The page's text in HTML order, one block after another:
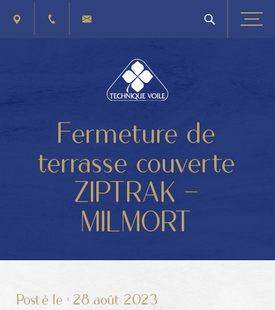
PLAN D'ACCÈS+32 (0) 4 263 40 41
CONTACTEZ-NOUS
Fermeture de
terrasse couverte
ZIPTRAK –
MILMORT
Posté le :28 août 2023